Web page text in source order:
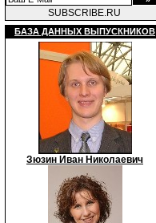
SUBSCRIBE.RU
БАЗА ДАННЫХ ВЫПУСКНИКОВ
Зюзин Иван Николаевич